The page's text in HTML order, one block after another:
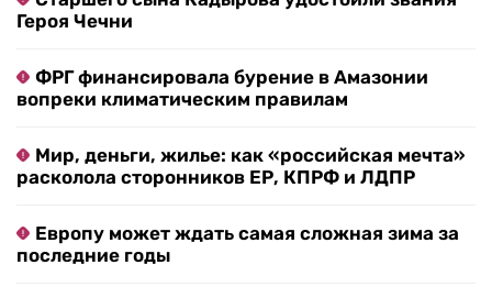
Героя Чечни
ФРГ финансировала бурение в Амазонии
вопреки климатическим правилам
Мир, деньги, жилье: как «российская мечта»
расколола сторонников ЕР, КПРФ и ЛДПР
Европу может ждать самая сложная зима за
последние годы